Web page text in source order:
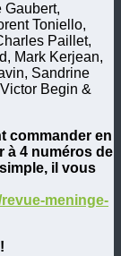
Gaubert,
Toniello,
Paillet,
Mark Kerjean,
Sandrine
Begin &
commander en
à 4 numéros de
il vous
meninge-